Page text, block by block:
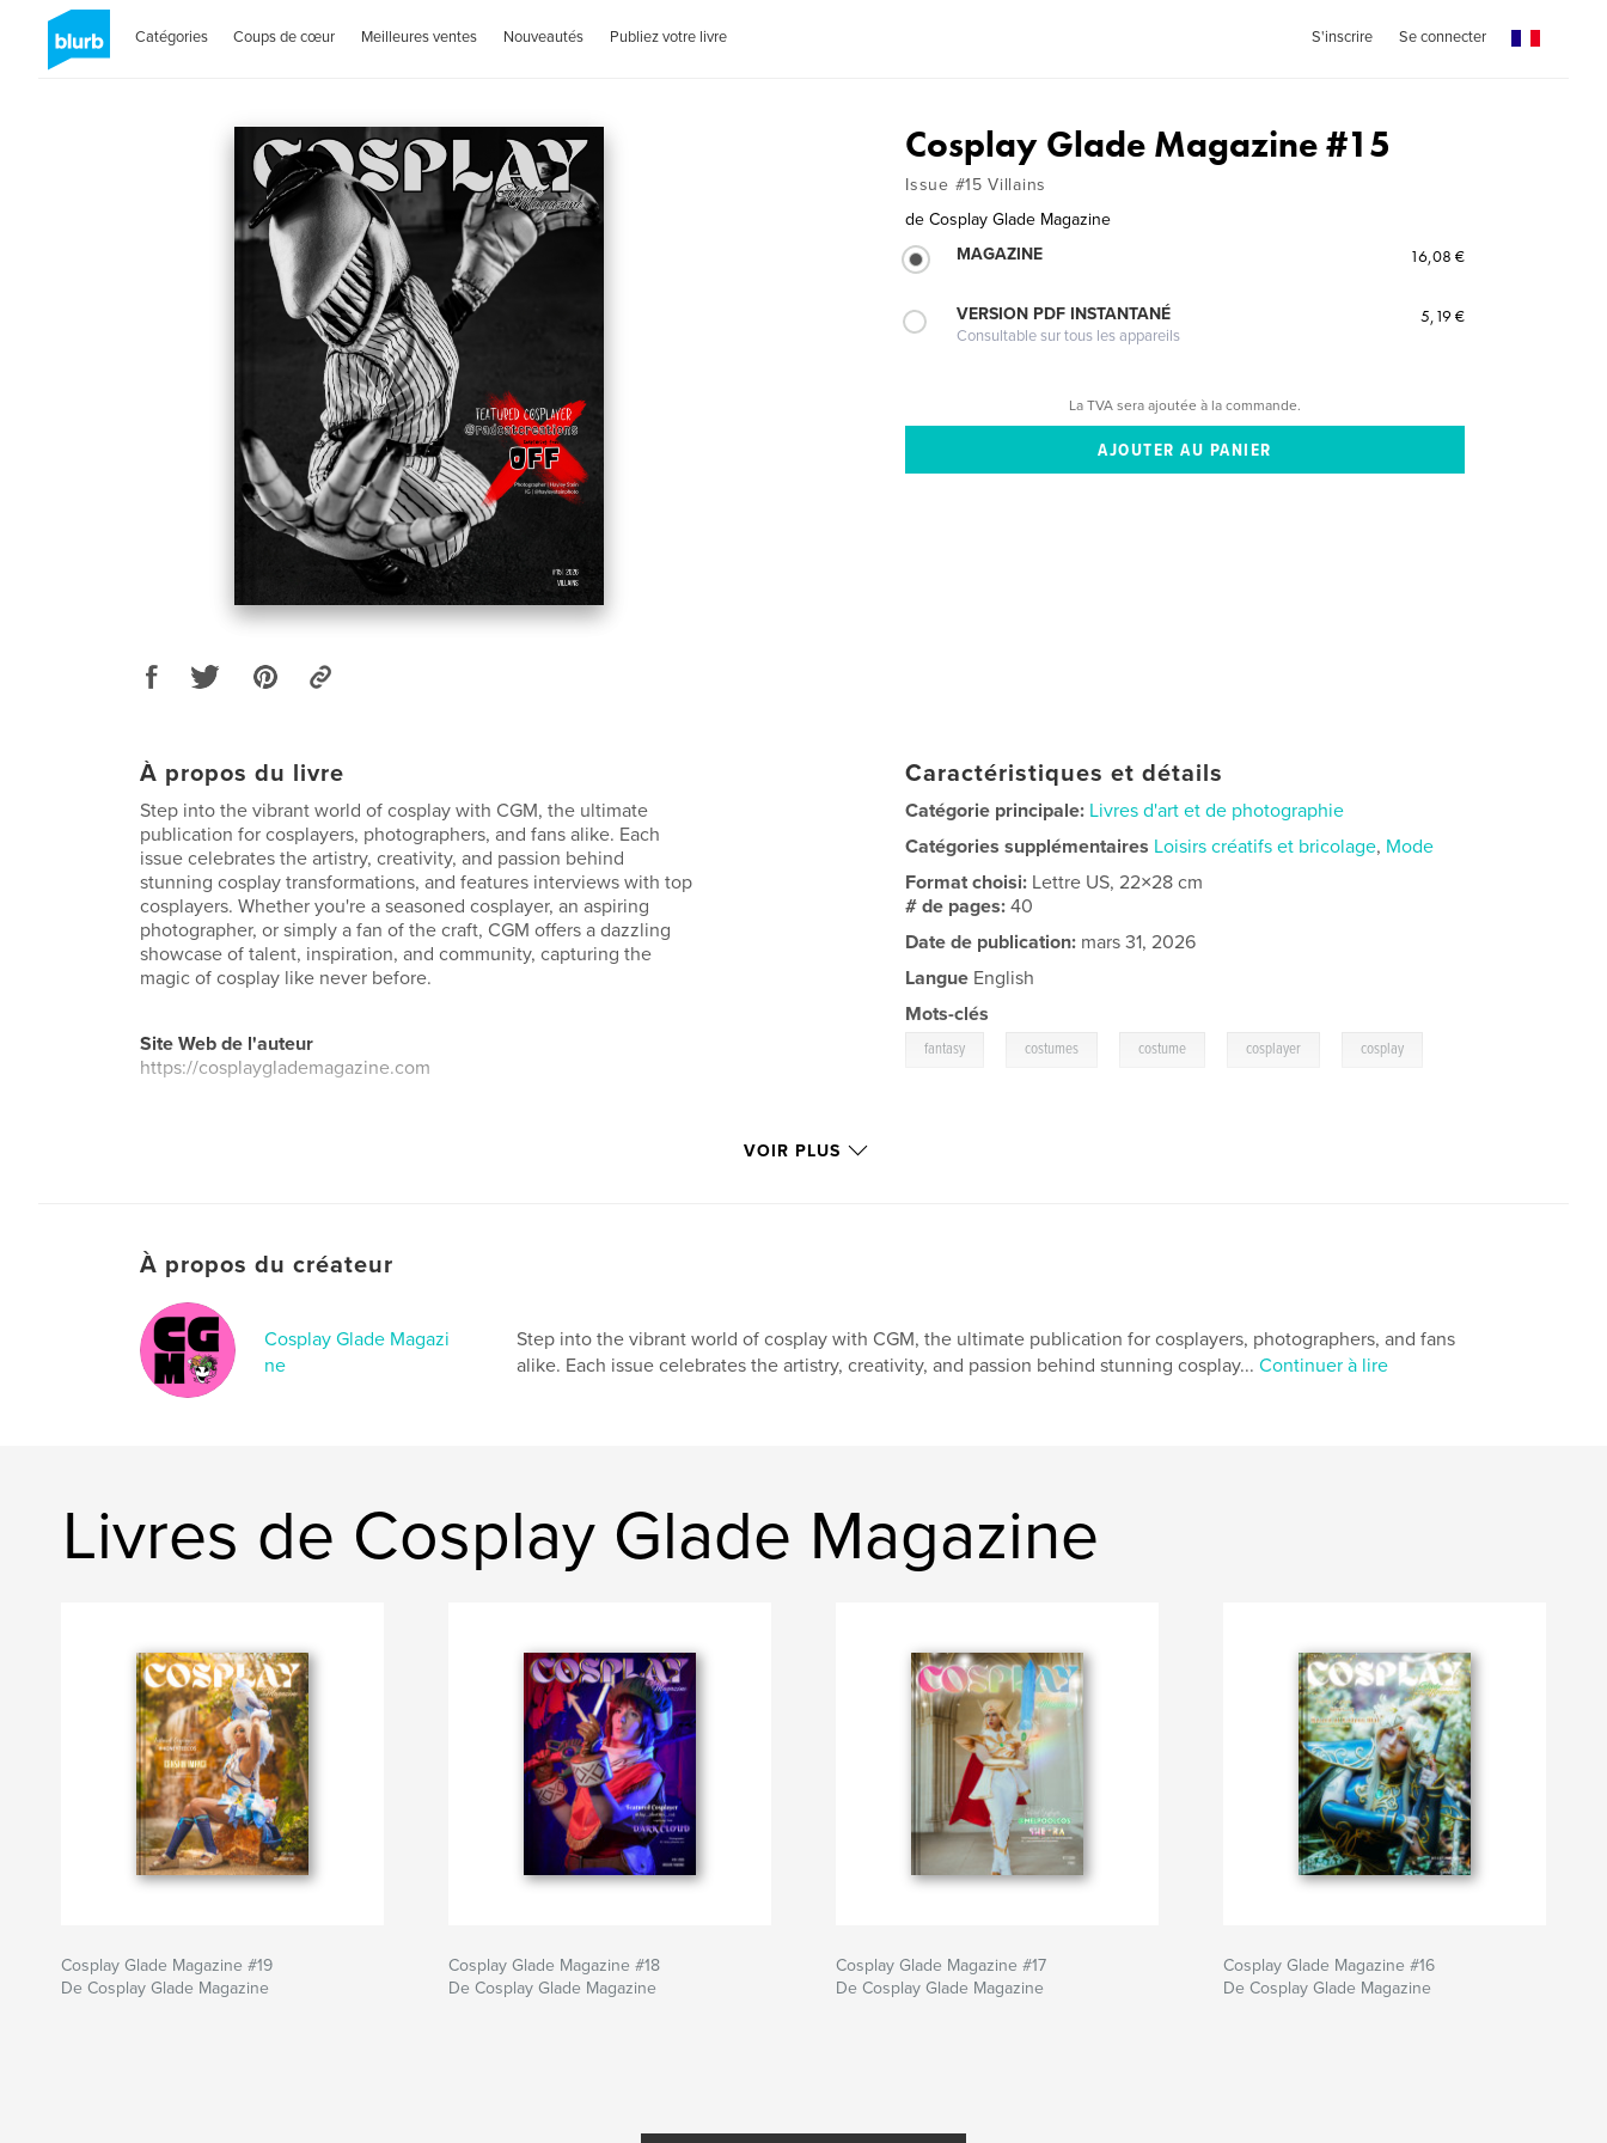
Catégories Coups de cœur Meilleures ventes Nouveautés Publiez votre livre S'inscrire Se connecter
Cosplay Glade Magazine #15
Issue #15 Villains
de Cosplay Glade Magazine
MAGAZINE
16,08 €
VERSION PDF INSTANTANÉ
Consultable sur tous les appareils
5,19 €
La TVA sera ajoutée à la commande.
À propos du livre
Step into the vibrant world of cosplay with CGM, the ultimate
publication for cosplayers, photographers, and fans alike. Each
issue celebrates the artistry, creativity, and passion behind
stunning cosplay transformations, and features interviews with top
cosplayers. Whether you're a seasoned cosplayer, an aspiring
photographer, or simply a fan of the craft, CGM offers a dazzling
showcase of talent, inspiration, and community, capturing the
magic of cosplay like never before.
Site Web de l'auteur
https://cosplayglademagazine.com
Caractéristiques et détails
Catégorie principale: Livres d'art et de photographie
Catégories supplémentaires Loisirs créatifs et bricolage, Mode
Format choisi: Lettre US, 22×28 cm
# de pages:40
Date de publication: mars 31, 2026
Langue English
Mots-clés
fantasy costumes costume cosplayer cosplay
VOIR PLUS
À propos du créateur
Cosplay Glade Magazi
ne
Step into the vibrant world of cosplay with CGM, the ultimate publication for cosplayers, photographers, and fans
alike. Each issue celebrates the artistry, creativity, and passion behind stunning cosplay... Continuer à lire
Livres de Cosplay Glade Magazine
Cosplay Glade Magazine #19
De Cosplay Glade Magazine
Cosplay Glade Magazine #18
De Cosplay Glade Magazine
Cosplay Glade Magazine #17
De Cosplay Glade Magazine
Cosplay Glade Magazine #16
De Cosplay Glade Magazine